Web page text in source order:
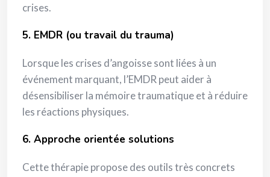
crises.
5. EMDR (ou travail du trauma)
Lorsque les crises d’angoisse sont liées à un
événement marquant, l’EMDR peut aider à
désensibiliser la mémoire traumatique et à réduire
les réactions physiques.
6. Approche orientée solutions
Cette thérapie propose des outils très concrets